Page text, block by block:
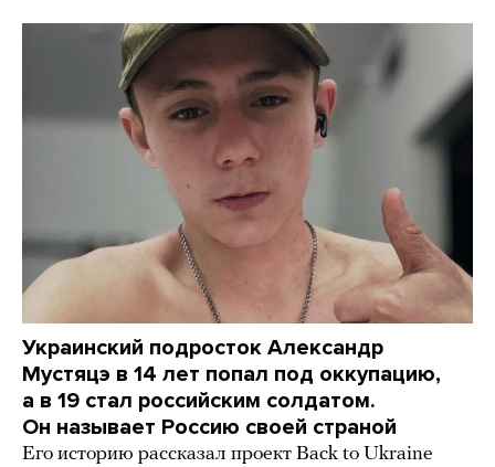
Украинский подросток Александр
Мустяцэ в 14 лет попал под оккупацию,
а в 19 стал российским солдатом.
Он называет Россию своей страной
Его историю рассказал проект Back to Ukraine